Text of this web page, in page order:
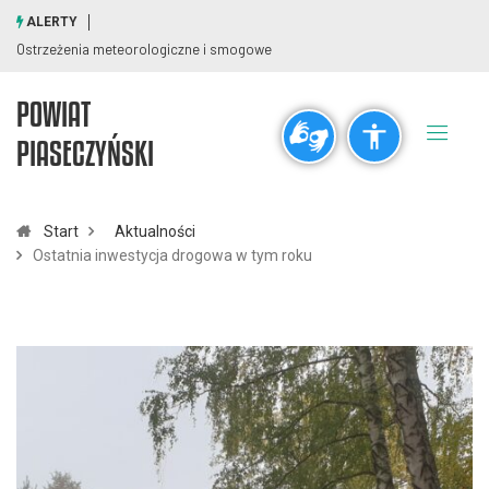
visibility_off title
Rozdzielczość
Czcionki
add_circle_outline
ALERTY
Ostrzeżenia meteorologiczne i smogowe
POWIAT
PIASECZYŃSKI
Start
Aktualności
Ostatnia inwestycja drogowa w tym roku